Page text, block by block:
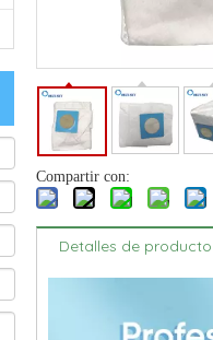
Compartir con:
Detalles de producto